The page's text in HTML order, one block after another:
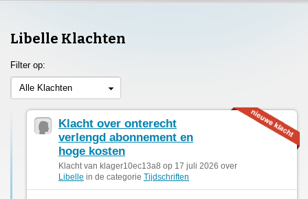
Libelle Klachten
Filter op:
Alle Klachten
Klacht over onterecht
verlengd abonnement en
hoge kosten
Klacht van klager10ec13a8 op 17 juli 2026 over
Libelle in de categorie Tijdschriften